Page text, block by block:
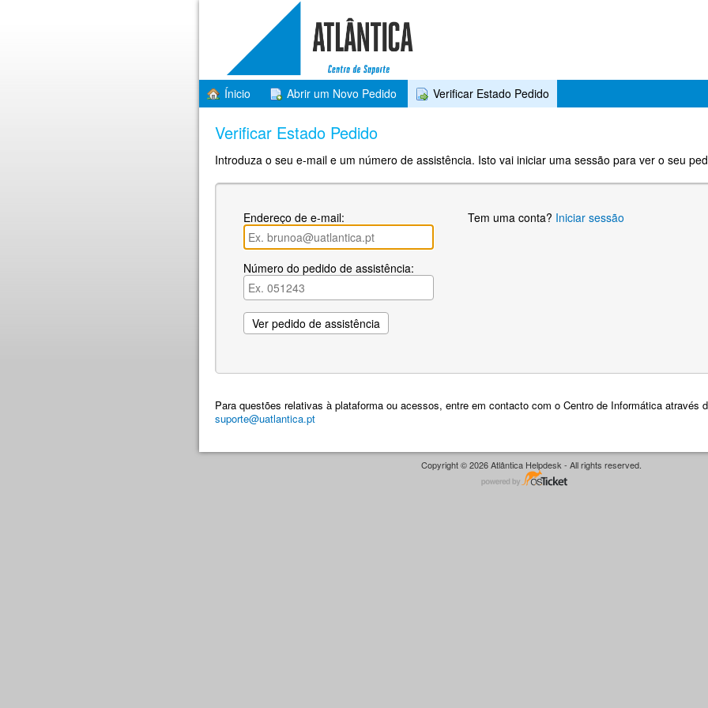
Ínicio Abrir um Novo Pedido Verificar Estado Pedido
Verificar Estado Pedido
Introduza o seu e-mail e um número de assistência. Isto vai iniciar uma sessão para ver o seu
Endereço de e-mail:
Número do pedido de assistência:
Tem uma conta? Iniciar sessão
Para questões relativas à plataforma ou acessos, entre em contacto com o Centro de Informática através
suporte@uatlantica.pt
Copyright © 2026 Atlântica Helpdesk - All rights reserved.